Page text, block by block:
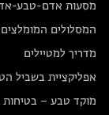
מסעות אדם-טבע-
המסלולים המומלצים
מדריך למטיילים
אפליקציית בשביל
מוקד טבע – בטיחות